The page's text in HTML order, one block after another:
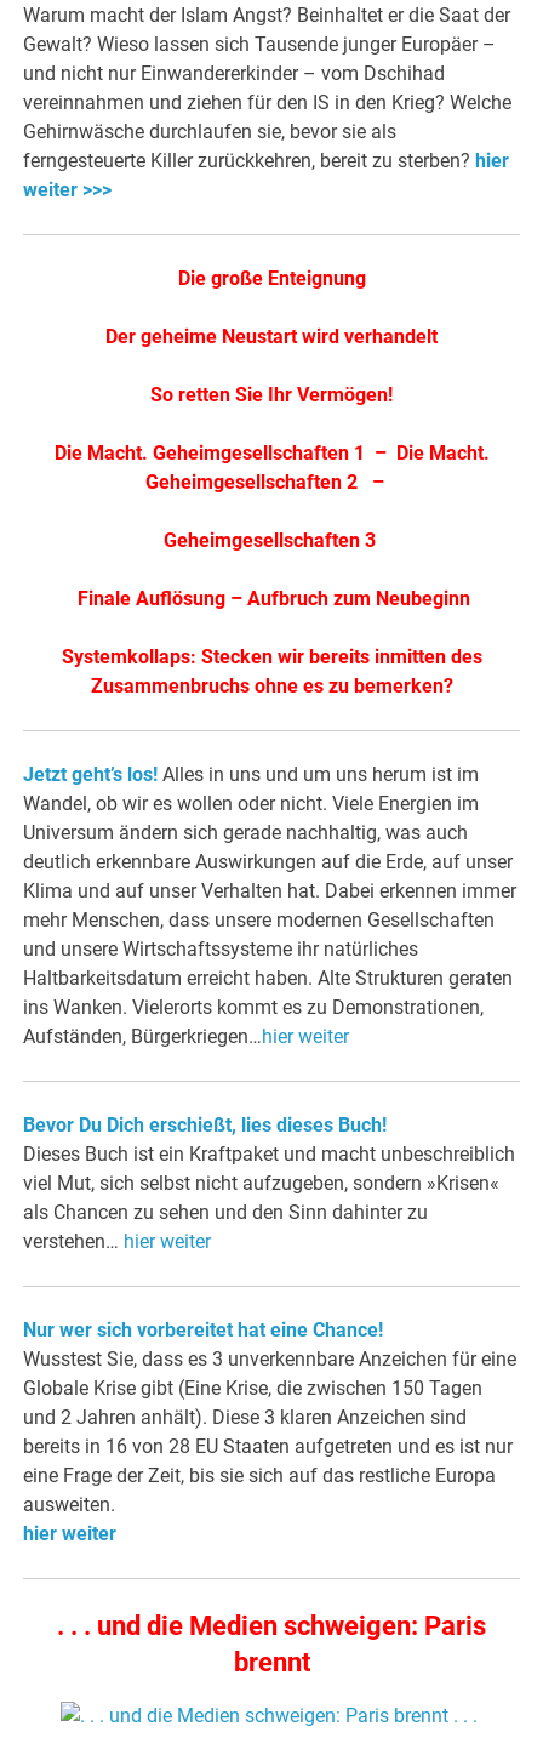
Warum macht der Islam Angst? Beinhaltet er die Saat der
Gewalt? Wieso lassen sich Tausende junger Europäer –
und nicht nur Einwandererkinder – vom Dschihad
vereinnahmen und ziehen für den IS in den Krieg? Welche
Gehirnwäsche durchlaufen sie, bevor sie als
ferngesteuerte Killer zurückkehren, bereit zu sterben? hier
weiter >>>
Die große Enteignung
Der geheime Neustart wird verhandelt
So retten Sie Ihr Vermögen!
Die Macht. Geheimgesellschaften 1 – Die Macht.
Geheimgesellschaften 2–
Geheimgesellschaften 3
Finale Auflösung – Aufbruch zum Neubeginn
Systemkollaps: Stecken wir bereits inmitten des
Zusammenbruchs ohne es zu bemerken?
Jetzt geht’s los! Alles in uns und um uns herum ist im
Wandel, ob wir es wollen oder nicht. Viele Energien im
Universum ändern sich gerade nachhaltig, was auch
deutlich erkennbare Auswirkungen auf die Erde, auf unser
Klima und auf unser Verhalten hat. Dabei erkennen immer
mehr Menschen, dass unsere modernen Gesellschaften
und unsere Wirtschaftssysteme ihr natürliches
Haltbarkeitsdatum erreicht haben. Alte Strukturen geraten
ins Wanken. Vielerorts kommt es zu Demonstrationen,
Aufständen, Bürgerkriegen…hier weiter
Bevor Du Dich erschießt, lies dieses Buch!
Dieses Buch ist ein Kraftpaket und macht unbeschreiblich
viel Mut, sich selbst nicht aufzugeben, sondern »Krisen«
als Chancen zu sehen und den Sinn dahinter zu
verstehen… hier weiter
Nur wer sich vorbereitet hat eine Chance!
Wusstest Sie, dass es 3 unverkennbare Anzeichen für eine
Globale Krise gibt (Eine Krise, die zwischen 150 Tagen
und 2 Jahren anhält). Diese 3 klaren Anzeichen sind
bereits in 16 von 28 EU Staaten aufgetreten und es ist nur
eine Frage der Zeit, bis sie sich auf das restliche Europa
ausweiten.
hier weiter
. . . und die Medien schweigen: Paris
brennt